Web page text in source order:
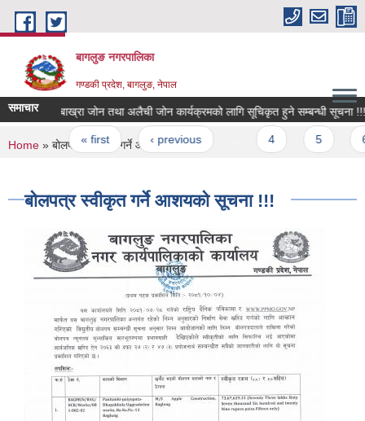
Skip to main content
बागलुङ नगरपालिका
गण्डकी प्रदेश, बागलुङ, नेपाल
समाचार बाख्रा जोन तथा अलैची जोन कार्यक्रमको लागि सूचिकृत हुने सम्बन्धी सूचना !!!
Pages
« first ‹ previous
You are here
Home » बोलपत्र स्वीकृत गर्ने आशयको सूचना !!!
बोलपत्र स्वीकृत गर्ने आशयको सूचना !!!